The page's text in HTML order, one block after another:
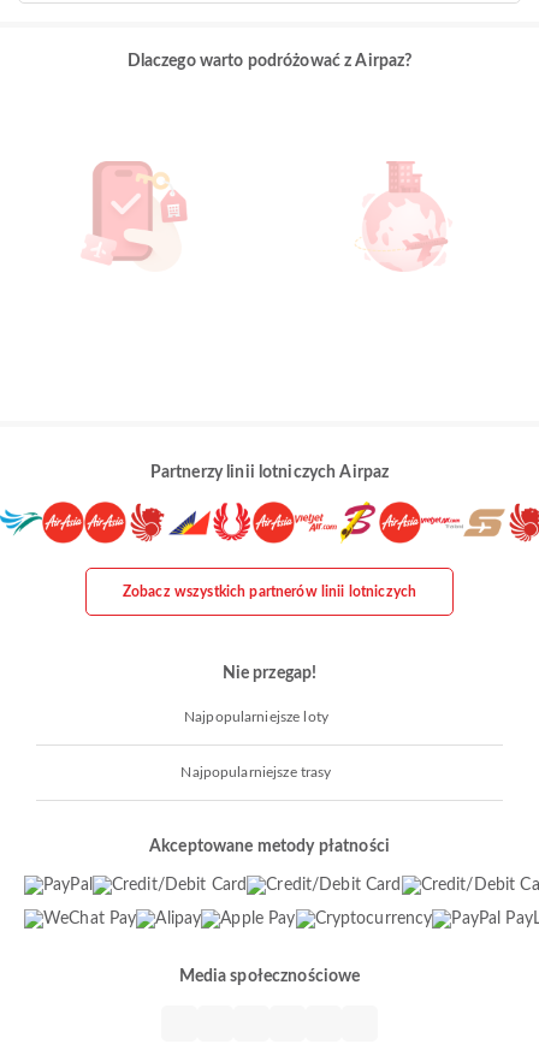
Dlaczego warto podróżować z Airpaz?
Partnerzy linii lotniczych Airpaz
Zobacz wszystkich partnerów linii lotniczych
Nie przegap!
Najpopularniejsze loty
Najpopularniejsze trasy
Akceptowane metody płatności
Media społecznościowe